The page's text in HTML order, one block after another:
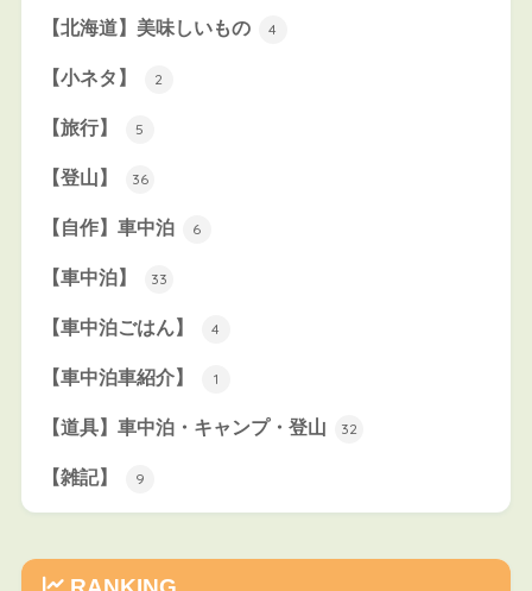
【北海道】美味しいもの 4
【小ネタ】 2
【旅行】 5
【登山】 36
【自作】車中泊 6
【車中泊】 33
【車中泊ごはん】 4
【車中泊車紹介】 1
【道具】車中泊・キャンプ・登山 32
【雑記】 9